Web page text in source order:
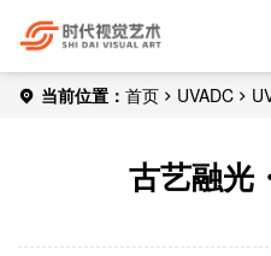
当前位置： 首页 UVADC
古艺融光